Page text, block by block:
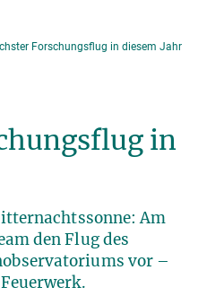
Forschungsflug in diesem Jahr
in
Am
den Flug des
vor –